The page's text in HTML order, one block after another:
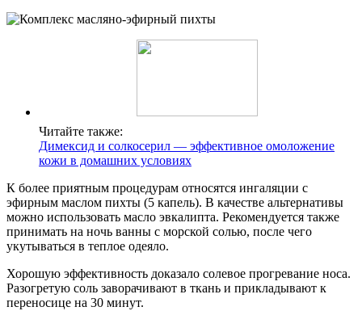
Читайте также:
Димексид и солкосерил — эффективное омоложение
кожи в домашних условиях
К более приятным процедурам относятся ингаляции с
эфирным маслом пихты (5 капель). В качестве альтернативы
можно использовать масло эвкалипта. Рекомендуется также
принимать на ночь ванны с морской солью, после чего
укутываться в теплое одеяло.
Хорошую эффективность доказало солевое прогревание носа.
Разогретую соль заворачивают в ткань и прикладывают к
переносице на 30 минут.